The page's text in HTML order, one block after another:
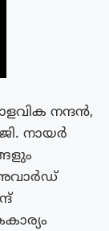
നന്ദൻ,
നായർ
അവാർഡ്